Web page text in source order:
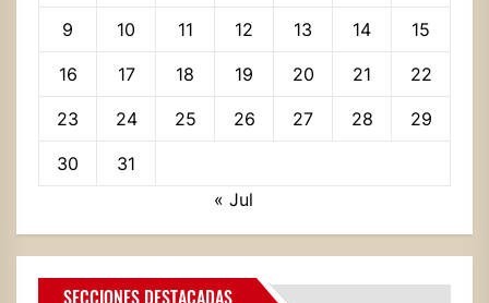
9 10 11 12 13 14 15
16 17 18 19 20 21 22
23 24 25 26 27 28 29
30
31
« Jul
SECCIONES DESTACADAS